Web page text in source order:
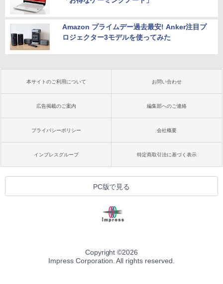
Amazon プライムデー過去最安! Anker注目プ
ロジェクター3モデルを使ってみた
本サイトのご利用について お問い合わせ
広告掲載のご案内 編集部へのご連絡
プライバシーポリシー 会社概要
インプレスグループ 特定商取引法に基づく表示
PC版で見る
Copyright ©2026
Impress Corporation. All rights reserved.